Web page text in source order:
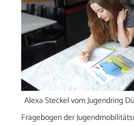
Alexa Steckel vom Jugendring
Fragebogen der